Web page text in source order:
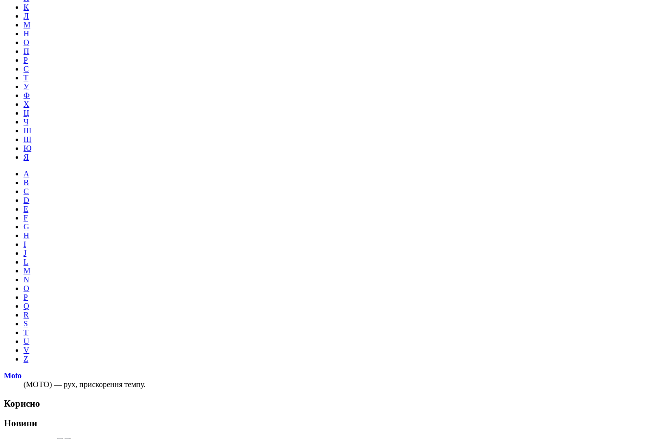
К
Л
М
Н
О
П
Р
С
Т
У
Ф
Х
Ц
Ч
Ш
Щ
Ю
Я
A
B
C
D
E
F
G
H
I
J
L
M
N
O
P
Q
R
S
T
U
V
Z
Moto
(MOTO) — рух, прискорення темпу.
Корисно
Новини